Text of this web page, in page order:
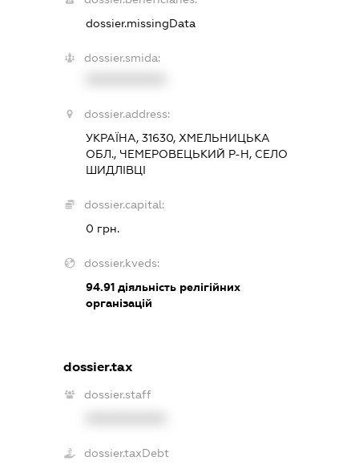
dossier.missingData
dossier.smida:
dossier.address:
УКРАЇНА, 31630, ХМЕЛЬНИЦЬКА
ОБЛ., ЧЕМЕРОВЕЦЬКИЙ Р-Н, СЕЛО
ШИДЛІВЦІ
dossier.capital:
0 грн.
dossier.kveds:
94.91діяльність релігійних
організацій
dossier.tax
dossier.staff
dossier.taxDebt